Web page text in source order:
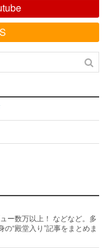
ー数万以上！ などなど。多
“殿堂入り”記事をまとめま